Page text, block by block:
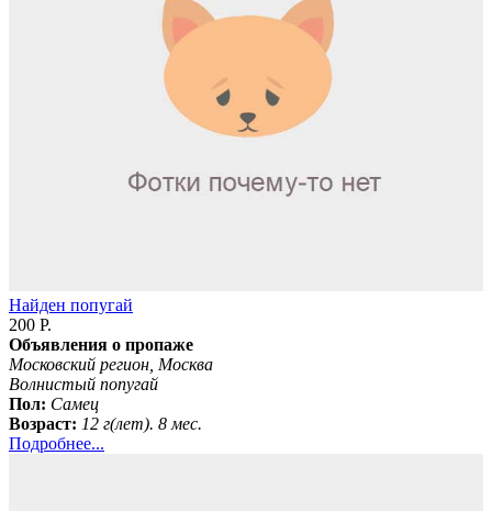
Найден попугай
200 Р.
Объявления о пропаже
Московский регион, Москва
Волнистый попугай
Пол: Самец
Возраст: 12 г(лет). 8 мес.
Подробнее...